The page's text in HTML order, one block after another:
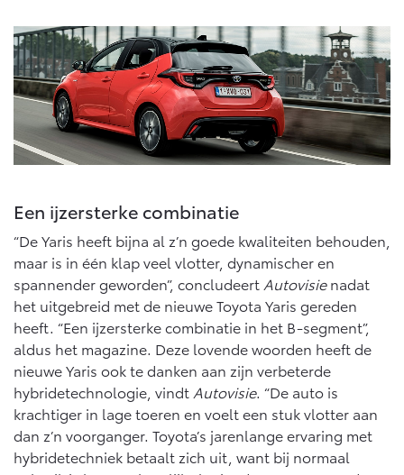
Vanaf € 76.695,- Vanaf € 27.945,-
Proace (excl. BTW)
OOK ALS BATTERIJ-
ELEKTRISCH
Vanaf € 37.500,-
Proace Verso
BATTERIJ-ELEKTRISCH
Vanaf € 55.950,-
Proace Max (excl. BTW)
OOK ALS BATTERIJ-
ELEKTRISCH
Hilux (excl. BTW)
OOK ALS BATTERIJ-
ELEKTRISCH
Een ijzersterke combinatie
“De Yaris heeft bijna al z’n goede kwaliteiten behouden,
maar is in één klap veel vlotter, dynamischer en
spannender geworden”, concludeert Autovisienadat
het uitgebreid met de nieuwe Toyota Yaris gereden
heeft. “Een ijzersterke combinatie in het B-segment”,
aldus het magazine. Deze lovende woorden heeft de
nieuwe Yaris ook te danken aan zijn verbeterde
hybridetechnologie, vindt Autovisie. “De auto is
krachtiger in lage toeren en voelt een stuk vlotter aan
dan z’n voorganger. Toyota’s jarenlange ervaring met
hybridetechniek betaalt zich uit, want bij normaal